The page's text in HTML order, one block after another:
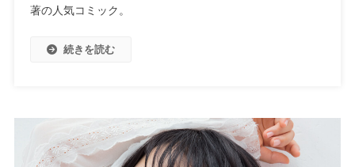
著の人気コミック。
続きを読む